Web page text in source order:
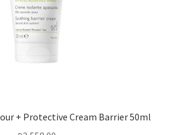
+ Protective Cream Barrier 50ml